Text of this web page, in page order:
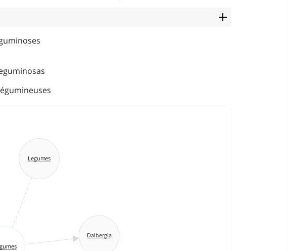
Dalbergia
Legumes